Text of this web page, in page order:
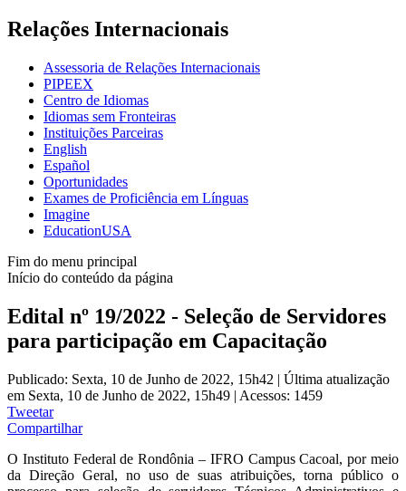
Relações Internacionais
Assessoria de Relações Internacionais
PIPEEX
Centro de Idiomas
Idiomas sem Fronteiras
Instituições Parceiras
English
Español
Oportunidades
Exames de Proficiência em Línguas
Imagine
EducationUSA
Fim do menu principal
Início do conteúdo da página
Edital nº 19/2022 - Seleção de Servidores
para participação em Capacitação
Publicado: Sexta, 10 de Junho de 2022, 15h42 | Última atualização
em Sexta, 10 de Junho de 2022, 15h49 | Acessos: 1459
Tweetar
Compartilhar
O Instituto Federal de Rondônia – IFRO Campus Cacoal, por meio
da Direção Geral, no uso de suas atribuições, torna público o